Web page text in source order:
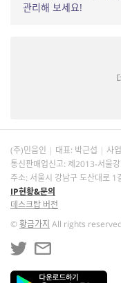
관리해 보세요!
(주)민음인 대표: 박근섭 사
통신판매업신고: 제2013-서울
주소: 서울시 강남구 도산대로 1
IP현황&문의
데스크탑 버전
©황금가지 All rights